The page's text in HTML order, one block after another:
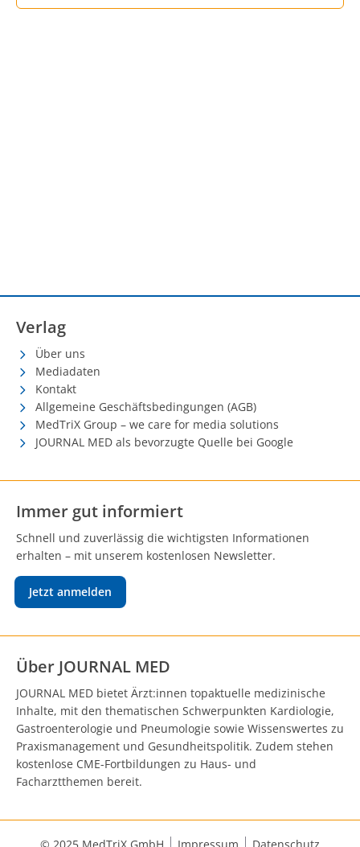
Verlag
Über uns
Mediadaten
Kontakt
Allgemeine Geschäftsbedingungen (AGB)
MedTriX Group – we care for media solutions
JOURNAL MED als bevorzugte Quelle bei Google
Immer gut informiert
Schnell und zuverlässig die wichtigsten Informationen
erhalten – mit unserem kostenlosen Newsletter.
Jetzt anmelden
Über JOURNAL MED
JOURNAL MED bietet Ärzt:innen topaktuelle medizinische
Inhalte, mit den thematischen Schwerpunkten Kardiologie,
Gastroenterologie und Pneumologie sowie Wissenswertes zu
Praxismanagement und Gesundheitspolitik. Zudem stehen
kostenlose CME-Fortbildungen zu Haus- und
Facharztthemen bereit.